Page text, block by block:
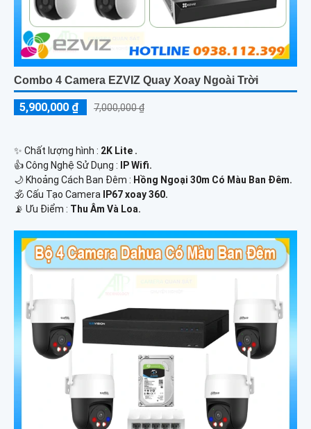
Combo 4 Camera EZVIZ Quay Xoay Ngoài Trời
5,900,000 ₫ 7,000,000 ₫
✨ Chất lượng hình : 2K Lite .
👍 Công Nghệ Sử Dụng :
IP Wifi.
🌙 Khoảng Cách Ban Đêm : Hồng Ngoại 30m Có Màu Ban Ðêm.
🕉️ Cấu Tạo Camera
IP67 xoay 360.
️📡 Ưu Điểm : Thu Âm Và Loa.